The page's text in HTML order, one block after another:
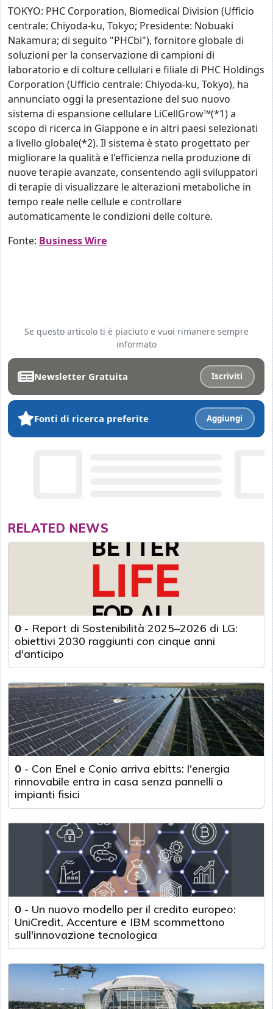
TOKYO: PHC Corporation, Biomedical Division (Ufficio
centrale: Chiyoda-ku, Tokyo; Presidente: Nobuaki
Nakamura; di seguito "PHCbi"), fornitore globale di
soluzioni per la conservazione di campioni di
laboratorio e di colture cellulari e filiale di PHC Holdings
Corporation (Ufficio centrale: Chiyoda-ku, Tokyo), ha
annunciato oggi la presentazione del suo nuovo
sistema di espansione cellulare LiCellGrow™(*1) a
scopo di ricerca in Giappone e in altri paesi selezionati
a livello globale(*2). Il sistema è stato progettato per
migliorare la qualità e l'efficienza nella produzione di
nuove terapie avanzate, consentendo agli sviluppatori
di terapie di visualizzare le alterazioni metaboliche in
tempo reale nelle cellule e controllare
automaticamente le condizioni delle colture.
Fonte: Business Wire
Se questo articolo ti è piaciuto e vuoi rimanere sempre
informato
Newsletter Gratuita Iscriviti
Fonti di ricerca preferite Aggiungi
RELATED NEWS
0 - Report di Sostenibilità 2025–2026 di LG:
obiettivi 2030 raggiunti con cinque anni
d'anticipo
0 - Con Enel e Conio arriva ebitts: l'energia
rinnovabile entra in casa senza pannelli o
impianti fisici
0 - Un nuovo modello per il credito europeo:
UniCredit, Accenture e IBM scommettono
sull'innovazione tecnologica